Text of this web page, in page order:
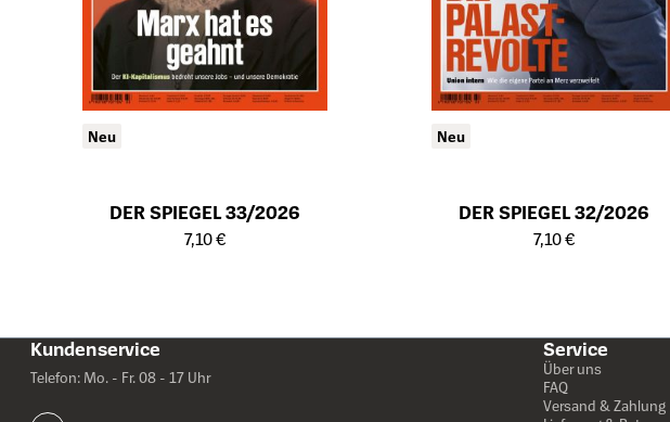
Neu
DER SPIEGEL 33/2026
Öffnet die Detailseite des Produkts
7,10 €
Neu
DER SPIEGEL 32/2026
Öffnet die Detailseite des Produkts
7,10 €
Kundenservice
Telefon: Mo. - Fr. 08 - 17 Uhr
Service
Über uns
FAQ
Versand & Zahlung